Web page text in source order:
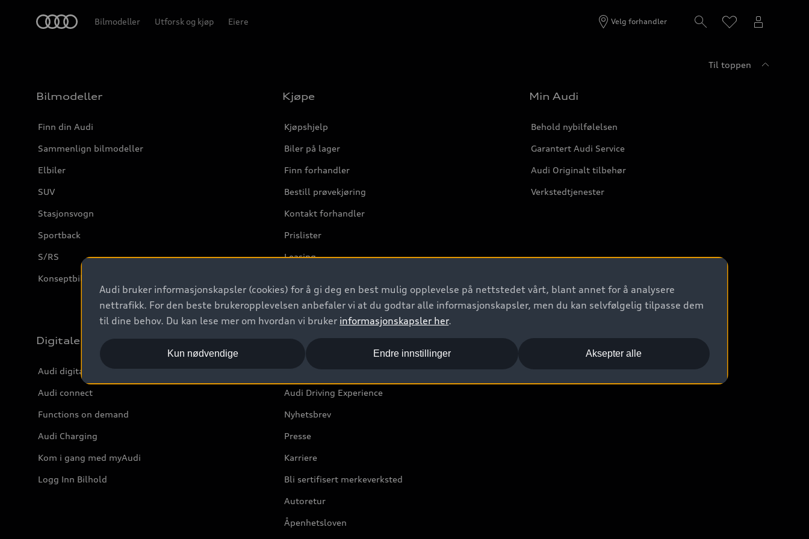
Bilmodeller Utforsk og kjøp Eiere Velg forhandler
Til toppen
Bilmodeller
Finn din Audi
Sammenlign bilmodeller
Elbiler
SUV
Stasjonsvogn
Sportback
S/RS
Konseptbiler og prototyper
Kjøpe
Kjøpshjelp
Biler på lager
Finn forhandler
Bestill prøvekjøring
Kontakt forhandler
Prislister
Leasing
Audi Forsikring
Min Audi
Behold nybilfølelsen
Garantert Audi Service
Audi Originalt tilbehør
Verkstedtjenester
Digitale tjenester
Audi digitale tjenester
Audi connect
Functions on demand
Audi Charging
Kom i gang med myAudi
Logg Inn Bilhold
Audi Norge
Kundeservice
Audi Driving Experience
Nyhetsbrev
Presse
Karriere
Bli sertifisert merkeverksted
Autoretur
Åpenhetsloven
Audi bruker informasjonskapsler (cookies) for å gi deg en best mulig opplevelse på nettstedet vårt, blant annet for å analysere
nettrafikk. For den beste brukeropplevelsen anbefaler vi at du godtar alle informasjonskapsler, men du kan selvfølgelig tilpasse dem
til dine behov. Du kan lese mer om hvordan vi bruker informasjonskapsler her.
Aksepter alle
Kun nødvendige Endre innstillinger